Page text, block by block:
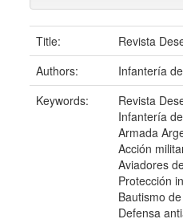
Title:
Revista
Authors:
Infantería
Keywords:
Revista
Infantería
Armada
Acción
Aviadores
Protección
Bautismo
Defensa